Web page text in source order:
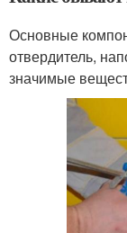
Основные
отвердитель,
значимые